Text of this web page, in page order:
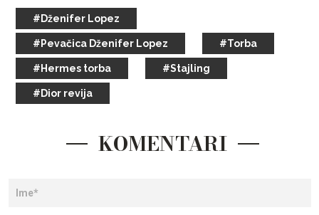
#Dženifer Lopez
#Pevačica Dženifer Lopez #Torba
#Hermes torba #Stajling
#Dior revija
KOMENTARI